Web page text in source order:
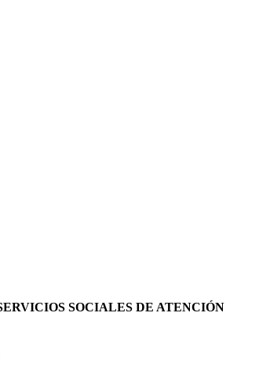
SOCIALES DE ATENCIÓN